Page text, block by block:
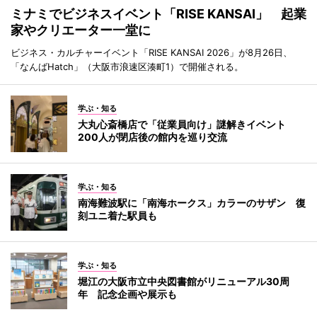
ミナミでビジネスイベント「RISE KANSAI」 起業
家やクリエーター一堂に
ビジネス・カルチャーイベント「RISE KANSAI 2026」が8月26日、
「なんばHatch」（大阪市浪速区湊町1）で開催される。
学ぶ・知る
大丸心斎橋店で「従業員向け」謎解きイベント
200人が閉店後の館内を巡り交流
学ぶ・知る
南海難波駅に「南海ホークス」カラーのサザン 復
刻ユニ着た駅員も
学ぶ・知る
堀江の大阪市立中央図書館がリニューアル30周
年 記念企画や展示も